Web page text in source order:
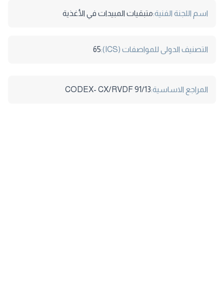
اسم اللجنة الفنية:متبقيات المبيدات في الأغذية
التصنيف الدولى للمواصفات (ICS): 65
المراجع الاساسية:CODEX- CX/RVDF 91/13